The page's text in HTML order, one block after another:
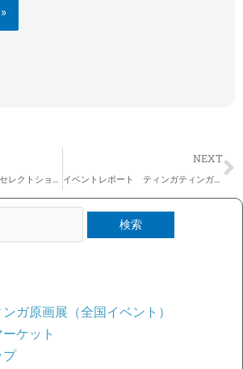
NEXT
イベントレポート ティンガティンガ原画展@ふじさんめっせ 伊勢丹ウインターバザール
ガ原画展（全国イベント）
ケット
プ